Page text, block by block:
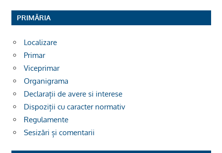
PRIMĂRIA
Localizare
Primar
Viceprimar
Organigrama
Declarații de avere si interese
Dispoziții cu caracter normativ
Regulamente
Sesizări și comentarii